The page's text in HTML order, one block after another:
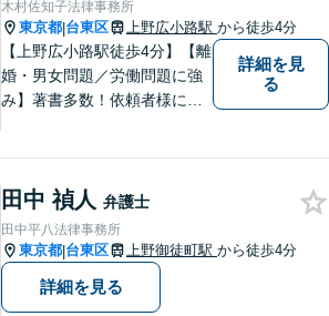
をお伺いします。
木村佐知子法律事務所
東京都|台東区 上野広小路駅 から徒歩4分
【上野広小路駅徒歩4分】【離
婚・男女問題／労働問題に強
み】著書多数！依頼者様に寄
で、お気軽にお声がけくださ
い。1つ1つの問題に真摯に向
き合ってまいります。
詳細を見
る
田中 禎人 弁護士
田中平八法律事務所
東京都|台東区 上野御徒町駅 から徒歩4分
詳細を見る